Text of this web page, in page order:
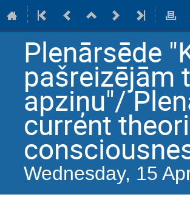
Plenārsēde
pašreizējām
apziņu"/
current
Wednesday, 15